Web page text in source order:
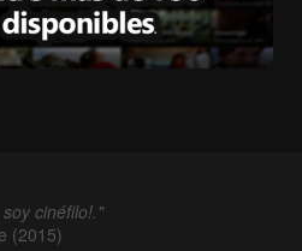
soy cinéfilo!."
(2015)